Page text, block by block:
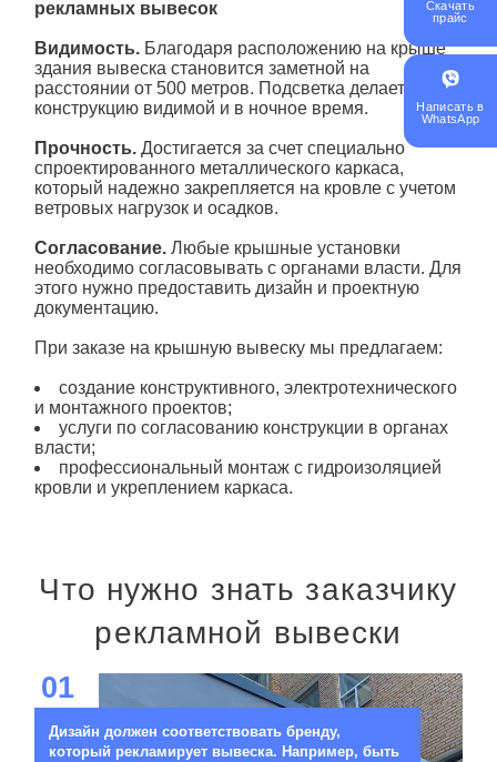
рекламных вывесок
Видимость.Благодаря расположению на крыше
здания вывеска становится заметной на
расстоянии от 500 метров. Подсветка делает
конструкцию видимой и в ночное время.
Прочность.Достигается за счет специально
спроектированного металлического каркаса,
который надежно закрепляется на кровле с учетом
ветровых нагрузок и осадков.
Согласование. Любые крышные установки
необходимо согласовывать с органами власти. Для
этого нужно предоставить дизайн и проектную
документацию.
При заказе на крышную вывеску мы предлагаем:
создание конструктивного, электротехнического
и монтажного проектов;
услуги по согласованию конструкции в органах
власти;
профессиональный монтаж с гидроизоляцией
кровли и укреплением каркаса.
Что нужно знать заказчику
рекламной вывески
01
Дизайн должен соответствовать бренду,
который рекламирует вывеска. Например, быть
Скачать
прайс
Написать в
WhatsApp